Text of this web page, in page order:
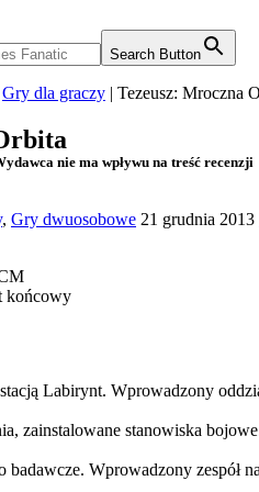
Search Button
Gry dla graczy | Tezeusz: Mroczna
nie ma wpływu na treść recenzji
, Gry dwuosobowe 21 grudnia 2013
końcowy
Labirynt. Wprowadzony
zainstalowane stanowiska
Wprowadzony zespół